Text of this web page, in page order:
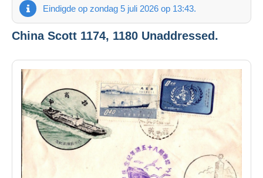
Eindigde op zondag 5 juli 2026 op 13:43.
China Scott 1174, 1180 Unaddressed.